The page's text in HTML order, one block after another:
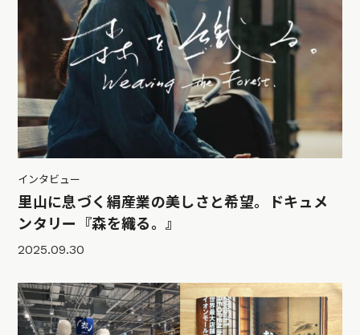
インタビュー
里山に息づく絹産業の美しさと希望。ドキュメ
ンタリー『森を織る。』
2025.09.30